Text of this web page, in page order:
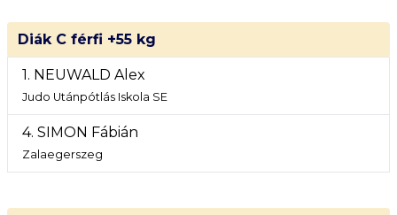
Diák C férfi +55 kg
1. NEUWALD Alex
Judo Utánpótlás Iskola SE
4. SIMON Fábián
Zalaegerszeg